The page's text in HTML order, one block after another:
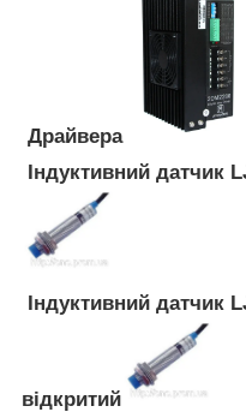
Драйвера
Індуктивний датчик
Індуктивний датчик
відкритий